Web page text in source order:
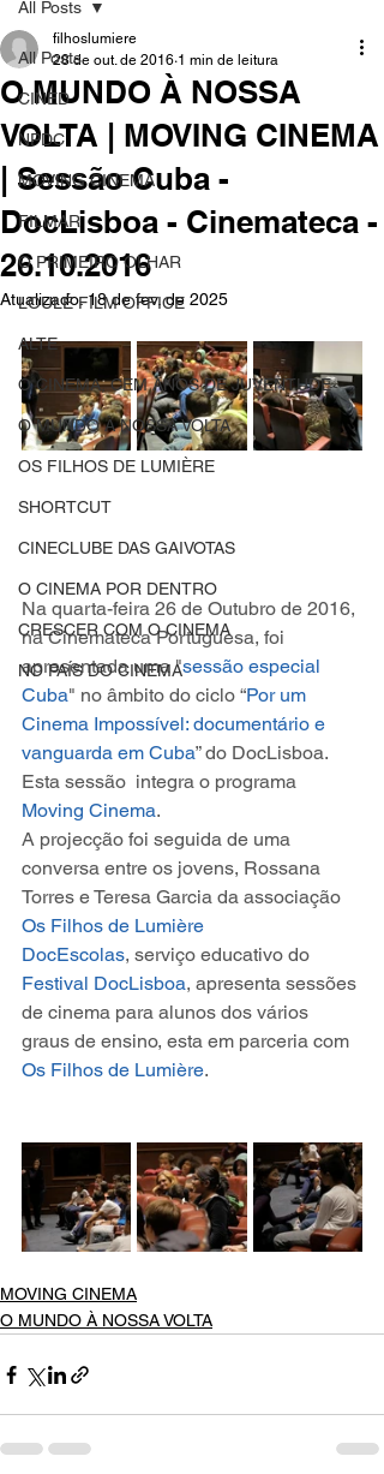
All Posts
CINED
NPDC
MOVING CINEMA
FILMAR
O PRIMEIRO OLHAR
LOULÉ FILM OFFICE
ALTE
O CINEMA, CEM ANOS DE JUVENTUDE
O MUNDO À NOSSA VOLTA
OS FILHOS DE LUMIÈRE
SHORTCUT
CINECLUBE DAS GAIVOTAS
O CINEMA POR DENTRO
CRESCER COM O CINEMA
NO PAÍS DO CINEMA
All Posts
O MUNDO À NOSSA
VOLTA | MOVING CINEMA
| Sessão Cuba -
DocLisboa - Cinemateca -
26.10.2016
filhoslumiere
28 de out. de 2016 1 min de leitura
Atualizado:18 de fev. de 2025
Na quarta-feira 26 de Outubro de 2016,
na Cinemateca Portuguesa, foi
apresentada uma "sessão especial
Cuba" no âmbito do ciclo “Por um
Cinema Impossível: documentário e
vanguarda em Cuba” do DocLisboa.
Esta sessão  integra o programa
Moving Cinema.
A projecção foi seguida de uma
conversa entre os jovens, Rossana
Torres e Teresa Garcia da associação
Os Filhos de Lumière
DocEscolas, serviço educativo do
Festival DocLisboa, apresenta sessões
de cinema para alunos dos vários
graus de ensino, esta em parceria com
Os Filhos de Lumière.
MOVING CINEMA
O MUNDO À NOSSA VOLTA